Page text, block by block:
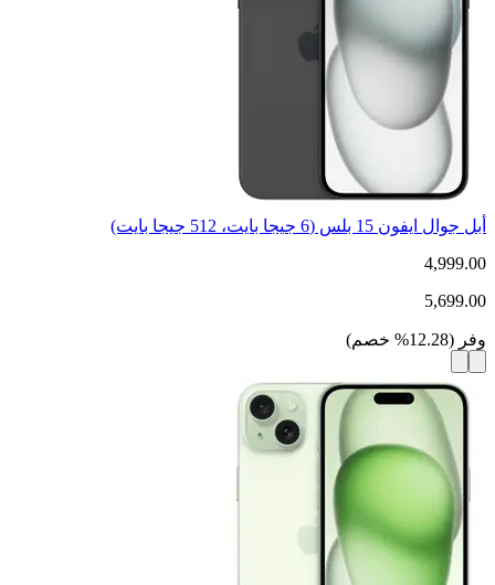
أبل جوال ايفون 15 بلس (6 جيجا بايت، 512 جيجا بايت)
4,999.00
5,699.00
وفر (
12.28
% خصم)